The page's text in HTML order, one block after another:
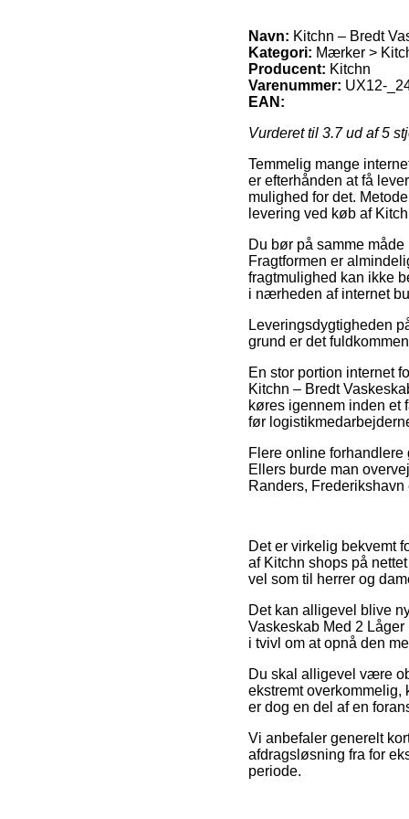
Navn: Kitchn – Bredt
Kategori: Mærker >
Producent: Kitchn
Varenummer: UX12-
EAN:
Vurderet til 3.7ud af 5
Temmelig mange
er efterhånden at få
mulighed for det.
levering ved køb af
Du bør på samme
Fragtformen er
fragtmulighed kan ikke
i nærheden af internet
Leveringsdygtigheden
grund er det
En stor portion internet
Kitchn – Bredt
køres igennem inden et
før
Flere online
Ellers burde man
Randers,
Det er virkelig bekvemt
af Kitchn shops på
vel som til herrer og
Det kan alligevel blive
Vaskeskab Med 2
i tvivl om at opnå den
Du skal alligevel være
ekstremt
er dog en del af en
Vi anbefaler generelt
afdragsløsning fra for
periode.